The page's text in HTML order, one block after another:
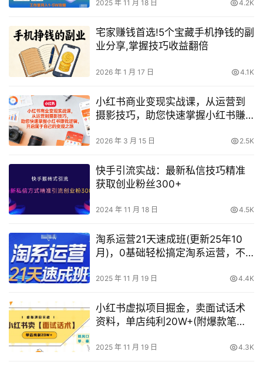
2025 年 11 月 18 日 4.2K
宅家赚钱首选!5个宝藏手机挣钱的副
业分享,掌握技巧收益翻倍
2026 年 1 月 17 日 4.1K
小红书商业变现实战课，从运营到
摄影技巧，助您快速掌握小红书賺
2026 年 3 月 15 日 2.5K
快手引流实战：最新私信技巧精准
获取创业粉丝300+
2024 年 11 月 18 日 4.5K
淘系运营21天速成班(更新25年10
月)，0基础轻松搞定淘系运营，不
2025 年 11 月 19 日 4.4K
小红书虚拟项目掘金，卖面试话术
资料，单店纯利20W+(附爆款笔记
2025 年 11 月 19 日 4.3K